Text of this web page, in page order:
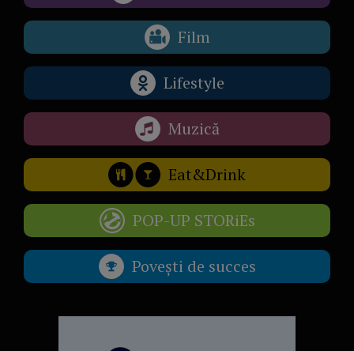
Film
Lifestyle
Muzică
Eat&Drink
POP-UP STORiEs
Povești de succes